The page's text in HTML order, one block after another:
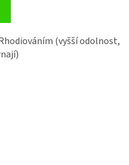
(vyšší odolnost,